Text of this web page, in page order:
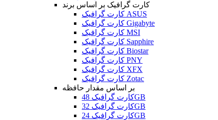
کارت گرافیک بر اساس برند
کارت گرافیک ASUS
کارت گرافیک Gigabyte
کارت گرافیک MSI
کارت گرافیک Sapphire
کارت گرافیک Biostar
کارت گرافیک PNY
کارت گرافیک XFX
کارت گرافیک Zotac
بر اساس مقدار حافظه
کارت گرافیک 48GB
کارت گرافیک 32GB
کارت گرافیک 24GB